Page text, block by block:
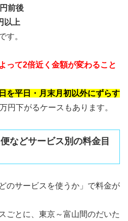
前後
以上
す。
って2倍近く金額が変わること
を平日・月末月初以外にずらす
円下がるケースもあります。
などサービス別の料金目
のサービスを使うか」で料金が
ごとに、東京～富山間のだいた